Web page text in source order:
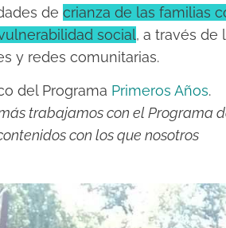
de crianza de las familias
social, a través de
y redes comunitarias.
del Programa Primeros Años.
trabajamos con el Programa
con los que nosotros